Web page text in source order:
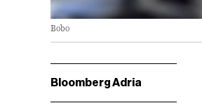
Bobo
Bloomberg Adria